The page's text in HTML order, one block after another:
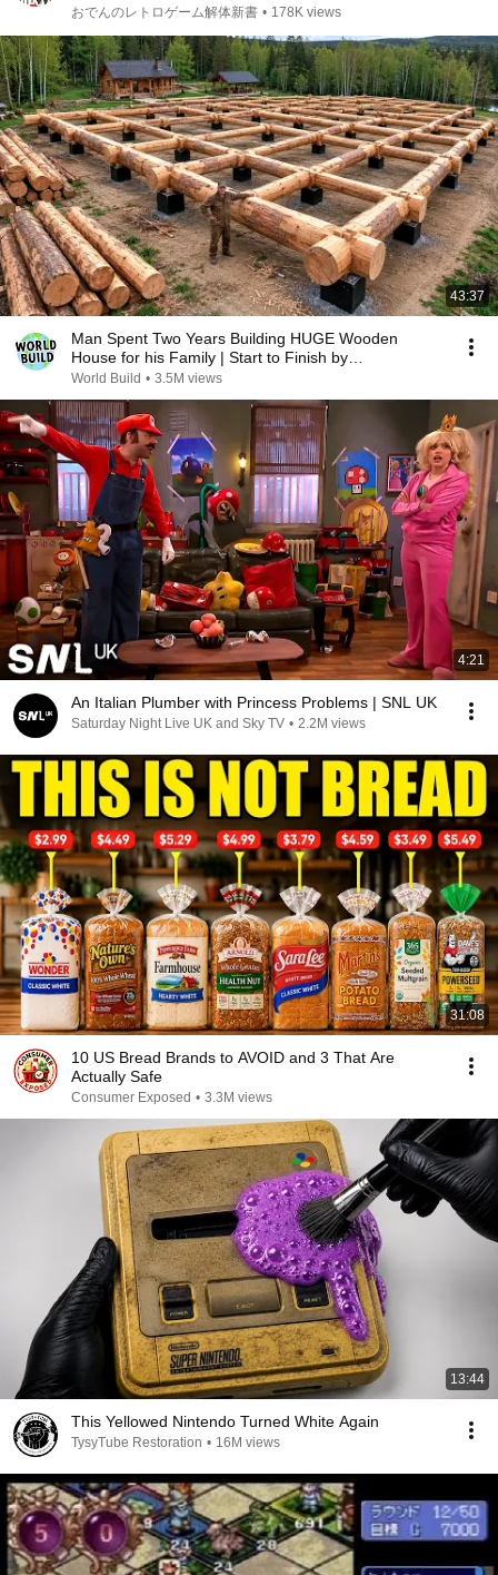
おでんのレトロゲーム解体新書 • 178K views
43:37
Man Spent Two Years Building HUGE Wooden
House for his Family | Start to Finish by
@bjornbrenton
World Build • 3.5M views
4:21
An Italian Plumber with Princess Problems | SNL UK
Saturday Night Live UK and Sky TV • 2.2M views
31:08
10 US Bread Brands to AVOID and 3 That Are
Actually Safe
Consumer Exposed • 3.3M views
13:44
This Yellowed Nintendo Turned White Again
TysyTube Restoration • 16M views